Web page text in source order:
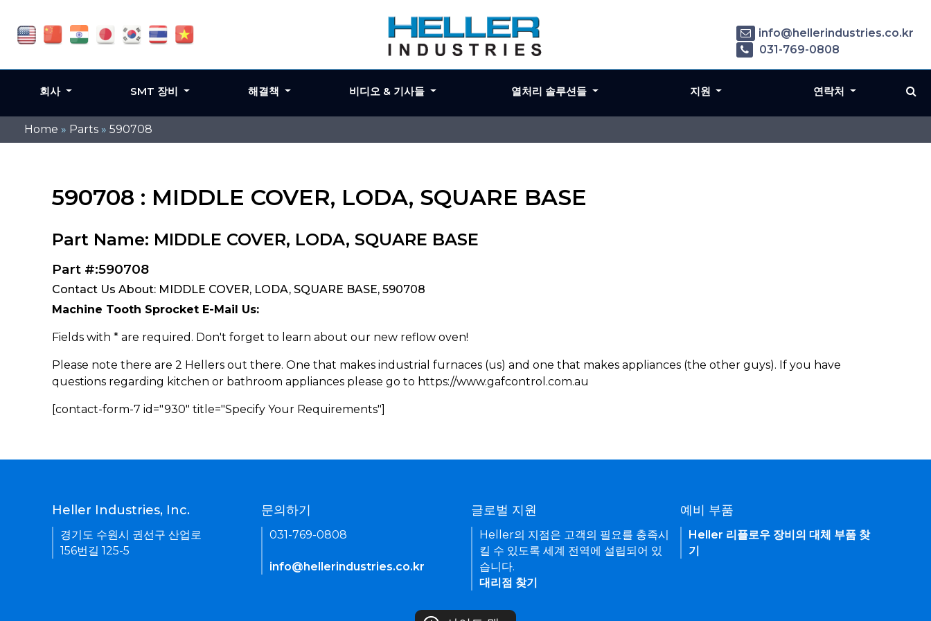
Home » Parts » 590708
590708 : MIDDLE COVER, LODA, SQUARE BASE
Part Name: MIDDLE COVER, LODA, SQUARE BASE
Part #:590708
Contact Us About: MIDDLE COVER, LODA, SQUARE BASE, 590708
Machine Tooth Sprocket E-Mail Us:
Fields with * are required. Don't forget to learn about our new reflow oven!
Please note there are 2 Hellers out there. One that makes industrial furnaces (us) and one that makes appliances (the other guys). If you have
questions regarding kitchen or bathroom appliances please go to https://www.gafcontrol.com.au
[contact-form-7 id="930" title="Specify Your Requirements"]
info@hellerindustries.co.kr
031-769-0808
회사 SMT 장비 해결책 비디오 & 기사들 열처리 솔루션들 지원 연락처
Heller Industries, Inc.
경기도 수원시 권선구 산업로
156번길 125-5
문의하기
031-769-0808
info@hellerindustries.co.kr
글로벌 지원
Heller의 지점은 고객의 필요를 충족시
킬 수 있도록 세계 전역에 설립되어 있
습니다.
대리점 찾기
예비 부품
Heller 리플로우 장비의 대체 부품 찾
기